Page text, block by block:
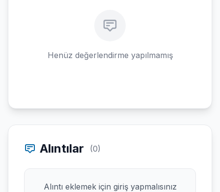
Henüz değerlendirme yapılmamış
Alıntılar (0)
Alıntı eklemek için giriş yapmalısınız